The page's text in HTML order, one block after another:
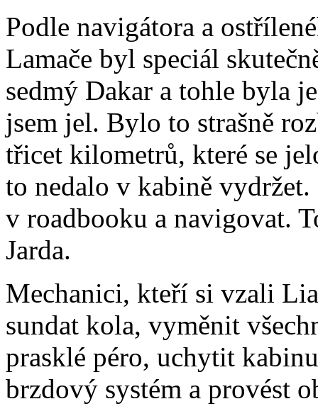
Podle navigátora a
Lamače byl speciál
sedmý Dakar a tohle byla
jsem jel. Bylo to strašně
třicet kilometrů, které se
to nedalo v kabině
v roadbooku a navigovat.
Jarda.
Mechanici, kteří si vzali
sundat kola, vyměnit
prasklé péro, uchytit
brzdový systém a provést